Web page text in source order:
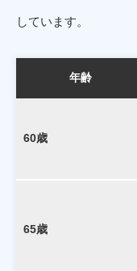
しています。
年齢
60歳
65歳